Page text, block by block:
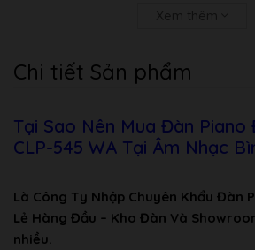
Chức năng
khác
Master Efffect: 12
Stereophonic Optimizer
Recording: 250 bài, 16
Chi tiết Sản phẩm
Tại Sao Nên Mua Đàn Piano
CLP-545 WA Tại Âm Nhạc
Là Công Ty Nhập Chuyên Khẩu Đàn
Lẻ Hàng Đầu – Kho Đàn Và
nhiều.